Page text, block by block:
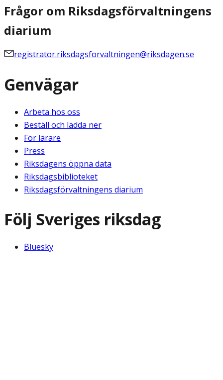
Frågor om Riksdagsförvaltningens
diarium
registrator.riksdagsforvaltningen@riksdagen.se
Genvägar
Arbeta hos oss
Beställ och ladda ner
För lärare
Press
Riksdagens öppna data
Riksdagsbiblioteket
Riksdagsförvaltningens diarium
Följ Sveriges riksdag
Bluesky